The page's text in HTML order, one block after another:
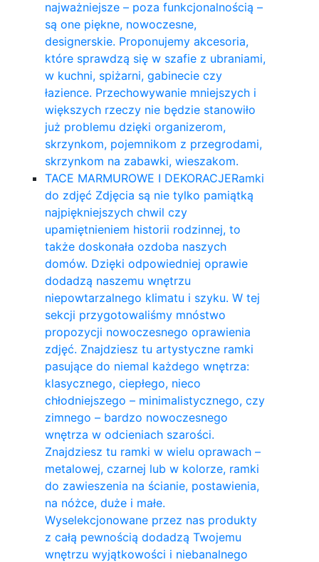
najważniejsze – poza funkcjonalnością –
są one piękne, nowoczesne,
designerskie. Proponujemy akcesoria,
które sprawdzą się w szafie z ubraniami,
w kuchni, spiżarni, gabinecie czy
łazience. Przechowywanie mniejszych i
większych rzeczy nie będzie stanowiło
już problemu dzięki organizerom,
skrzynkom, pojemnikom z przegrodami,
skrzynkom na zabawki, wieszakom.
TACE MARMUROWE I DEKORACJERamki
do zdjęć Zdjęcia są nie tylko pamiątką
najpiękniejszych chwil czy
upamiętnieniem historii rodzinnej, to
także doskonała ozdoba naszych
domów. Dzięki odpowiedniej oprawie
dodadzą naszemu wnętrzu
niepowtarzalnego klimatu i szyku. W tej
sekcji przygotowaliśmy mnóstwo
propozycji nowoczesnego oprawienia
zdjęć. Znajdziesz tu artystyczne ramki
pasujące do niemal każdego wnętrza:
klasycznego, ciepłego, nieco
chłodniejszego – minimalistycznego, czy
zimnego – bardzo nowoczesnego
wnętrza w odcieniach szarości.
Znajdziesz tu ramki w wielu oprawach –
metalowej, czarnej lub w kolorze, ramki
do zawieszenia na ścianie, postawienia,
na nóżce, duże i małe.
Wyselekcjonowane przez nas produkty
z całą pewnością dodadzą Twojemu
wnętrzu wyjątkowości i niebanalnego